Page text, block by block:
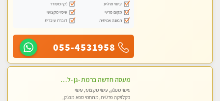
עיסוי מרגיע
נקי ומסודר
מקום פרטי
עיסוי מקצועי
תמונה אמיתית
דוברת עיברית
055-4531958
מעסה חדשה ברמת -גן -לעיסוי מיוחד ואיכותי מקום פרטי ואינטימי ושקט מומלץ לחלוטין!!
עיסוי מפנק, עיסוי מקצועי, עיסוי
בקלניקה פרטית, מתחמי ספא מפנק,